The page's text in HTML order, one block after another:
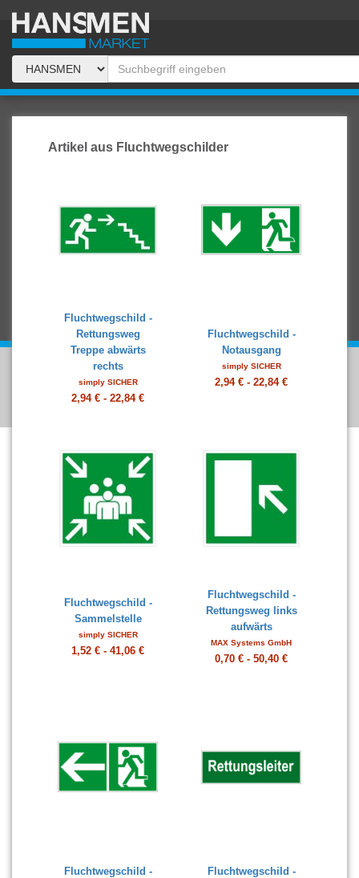
Artikel aus Fluchtwegschilder
Fluchtwegschild -
Rettungsweg
Treppe abwärts
rechts
simply SICHER
2,94 € - 22,84 €
Fluchtwegschild -
Notausgang
simply SICHER
2,94 € - 22,84 €
Fluchtwegschild -
Sammelstelle
simply SICHER
1,52 € - 41,06 €
Fluchtwegschild -
Rettungsweg links
aufwärts
MAX Systems GmbH
0,70 € - 50,40 €
Fluchtwegschild -
Fluchtwegschild -